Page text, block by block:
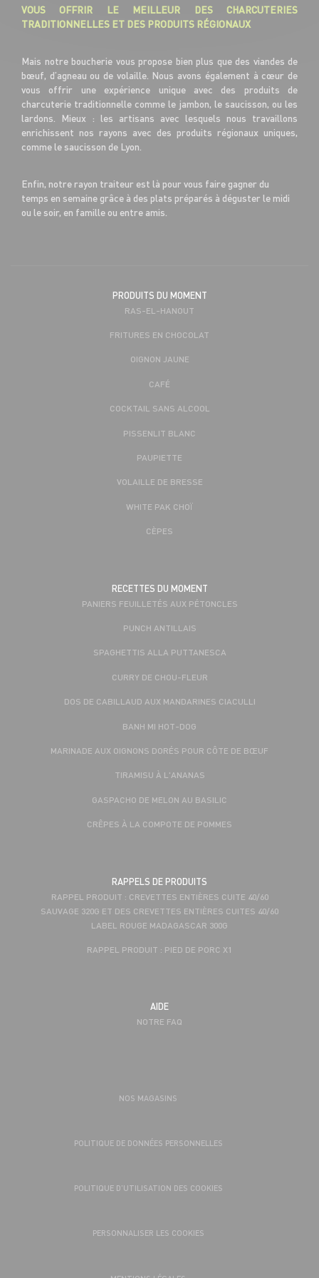
VOUS OFFRIR LE MEILLEUR DES CHARCUTERIES
TRADITIONNELLES ET DES PRODUITS RÉGIONAUX
Mais notre boucherie vous propose bien plus que des viandes de
bœuf, d’agneau ou de volaille. Nous avons également à cœur de
vous offrir une expérience unique avec des produits de
charcuterie traditionnelle comme le jambon, le saucisson, ou les
lardons. Mieux : les artisans avec lesquels nous travaillons
enrichissent nos rayons avec des produits régionaux uniques,
comme le saucisson de Lyon.
Enfin, notre rayon traiteur est là pour vous faire gagner du
temps en semaine grâce à des plats préparés à déguster le midi
ou le soir, en famille ou entre amis.
PRODUITS DU MOMENT
RAS-EL-HANOUT
FRITURES EN CHOCOLAT
OIGNON JAUNE
CAFÉ
COCKTAIL SANS ALCOOL
PISSENLIT BLANC
PAUPIETTE
VOLAILLE DE BRESSE
WHITE PAK CHOÏ
CÈPES
RECETTES DU MOMENT
PANIERS FEUILLETÉS AUX PÉTONCLES
PUNCH ANTILLAIS
SPAGHETTIS ALLA PUTTANESCA
CURRY DE CHOU-FLEUR
DOS DE CABILLAUD AUX MANDARINES CIACULLI
BANH MI HOT-DOG
MARINADE AUX OIGNONS DORÉS POUR CÔTE DE BŒUF
TIRAMISU À L'ANANAS
GASPACHO DE MELON AU BASILIC
CRÊPES À LA COMPOTE DE POMMES
RAPPELS DE PRODUITS
RAPPEL PRODUIT : CREVETTES ENTIÈRES CUITE 40/60
SAUVAGE 320G ET DES CREVETTES ENTIÈRES CUITES 40/60
LABEL ROUGE MADAGASCAR 300G
RAPPEL PRODUIT : PIED DE PORC X1
AIDE
NOTRE FAQ
NOS MAGASINS
POLITIQUE DE DONNÉES PERSONNELLES
POLITIQUE D’UTILISATION DES COOKIES
PERSONNALISER LES COOKIES